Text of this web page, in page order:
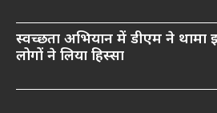
स्वच्छता अभियान में डीएम ने
लोगों ने लिया हिस्सा